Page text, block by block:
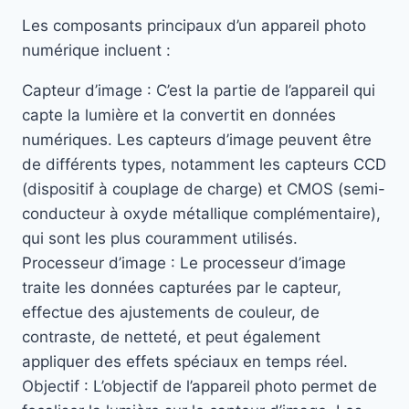
Les composants principaux d’un appareil photo
numérique incluent :
Capteur d’image : C’est la partie de l’appareil qui
capte la lumière et la convertit en données
numériques. Les capteurs d’image peuvent être
de différents types, notamment les capteurs CCD
(dispositif à couplage de charge) et CMOS (semi-
conducteur à oxyde métallique complémentaire),
qui sont les plus couramment utilisés.
Processeur d’image : Le processeur d’image
traite les données capturées par le capteur,
effectue des ajustements de couleur, de
contraste, de netteté, et peut également
appliquer des effets spéciaux en temps réel.
Objectif : L’objectif de l’appareil photo permet de